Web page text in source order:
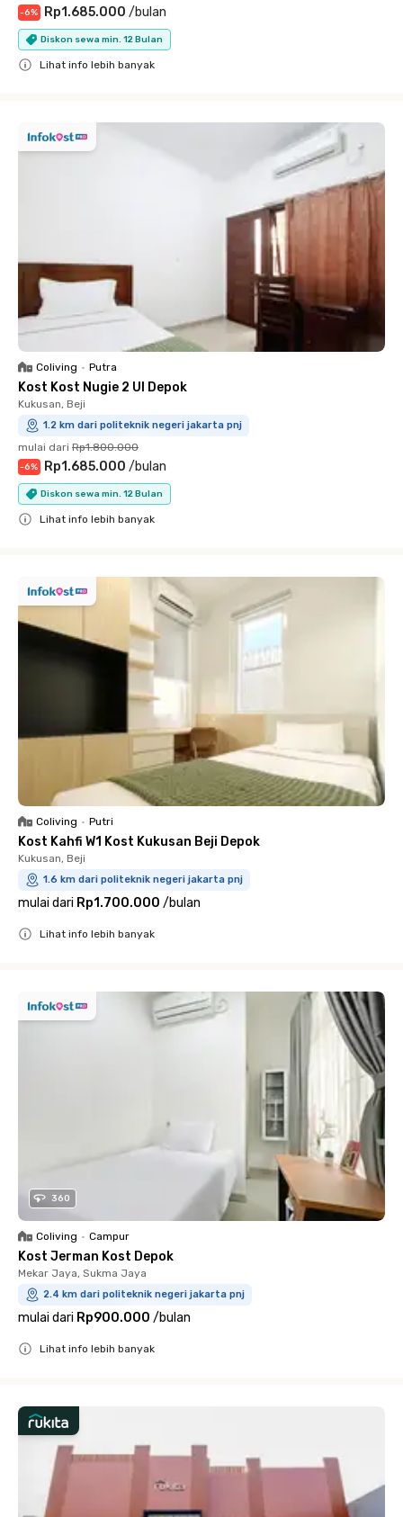
-6% Rp1.685.000 /bulan
Diskon sewa min. 12 Bulan
Lihat info lebih banyak
Coliving • Putra
Kost Kost Nugie 2 UI Depok
Kukusan, Beji
1.2 km dari politeknik negeri jakarta pnj
mulai dari Rp1.800.000
-6% Rp1.685.000 /bulan
Diskon sewa min. 12 Bulan
Lihat info lebih banyak
Coliving • Putri
Kost Kahfi W1 Kost Kukusan Beji Depok
Kukusan, Beji
1.6 km dari politeknik negeri jakarta pnj
mulai dari Rp1.700.000 /bulan
Lihat info lebih banyak
360
Coliving • Campur
Kost Jerman Kost Depok
Mekar Jaya, Sukma Jaya
2.4 km dari politeknik negeri jakarta pnj
mulai dari Rp900.000 /bulan
Lihat info lebih banyak